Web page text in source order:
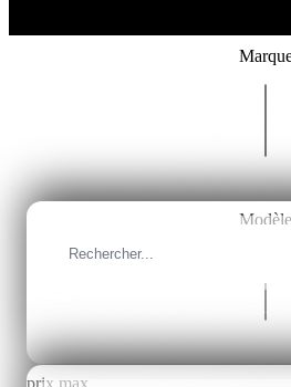
Tous les marques
Modèle
Tous les modèles